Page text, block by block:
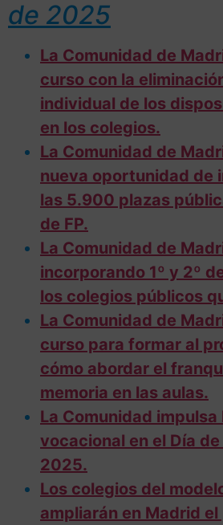
de 2025
La Comunidad de
curso con la
individual de los
en los colegios.
La Comunidad de
nueva oportunidad de
las 5.900 plazas
de FP.
La Comunidad de
incorporando 1º y 2º
los colegios públicos
La Comunidad de
curso para formar al
cómo abordar el
memoria en las aulas.
La Comunidad
vocacional en el Día
2025.
Los colegios del
ampliarán en Madrid